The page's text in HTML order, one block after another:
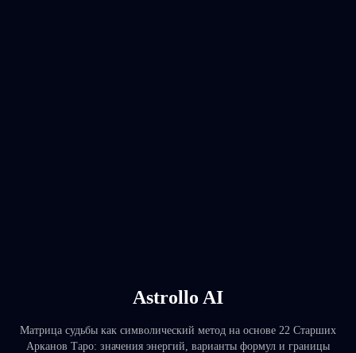
Astrollo AI
Матрица судьбы как символический метод на основе 22 Старших
Арканов Таро: значения энергий, варианты формул и границы